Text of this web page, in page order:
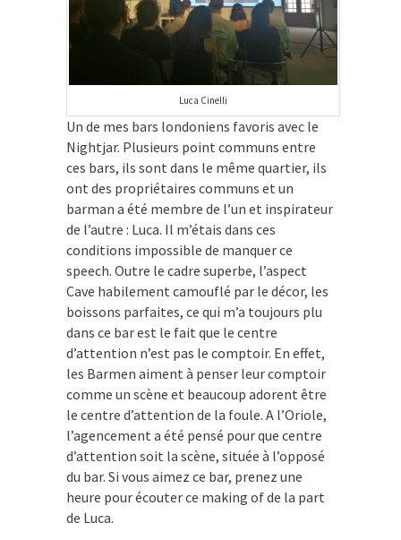
Luca Cinelli
Un de mes bars londoniens favoris avec le
Nightjar. Plusieurs point communs entre
ces bars, ils sont dans le même quartier, ils
ont des propriétaires communs et un
barman a été membre de l’un et inspirateur
de l’autre : Luca. Il m’étais dans ces
conditions impossible de manquer ce
speech. Outre le cadre superbe, l’aspect
Cave habilement camouflé par le décor, les
boissons parfaites, ce qui m’a toujours plu
dans ce bar est le fait que le centre
d’attention n’est pas le comptoir. En effet,
les Barmen aiment à penser leur comptoir
comme un scène et beaucoup adorent être
le centre d’attention de la foule. A l’Oriole,
l’agencement a été pensé pour que centre
d’attention soit la scène, située à l’opposé
du bar. Si vous aimez ce bar, prenez une
heure pour écouter ce making of de la part
de Luca.